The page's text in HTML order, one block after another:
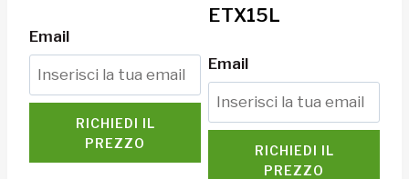
Email
RICHIEDI IL
PREZZO
ETX15L
Email
RICHIEDI IL
PREZZO